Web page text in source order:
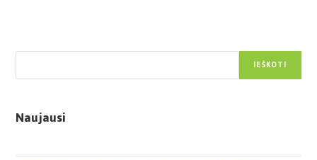
IEŠKOTI
Naujausi